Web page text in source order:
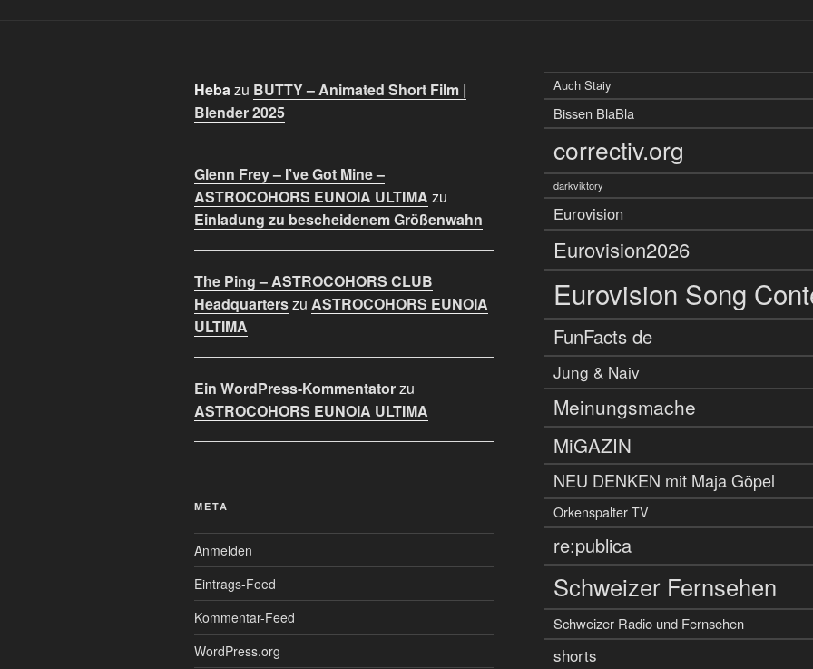
Hebazu BUTTY – Animated Short Film |
Blender 2025
Glenn Frey – I’ve Got Mine –
ASTROCOHORS EUNOIA ULTIMA zu
Einladung zu bescheidenem Größenwahn
The Ping – ASTROCOHORS CLUB
Headquarterszu ASTROCOHORS EUNOIA
ULTIMA
Ein WordPress-Kommentatorzu
ASTROCOHORS EUNOIA ULTIMA
META
Anmelden
Eintrags-Feed
Kommentar-Feed
WordPress.org
Auch Staiy
Bissen BlaBla
correctiv.org
darkviktory
Eurovision
Eurovision2026
Eurovision Song
FunFacts de
Jung & Naiv
Meinungsmache
MiGAZIN
NEU DENKEN mit Maja Göpel
Orkenspalter TV
re:publica
Schweizer Fernsehen
Schweizer Radio und Fernsehen
shorts